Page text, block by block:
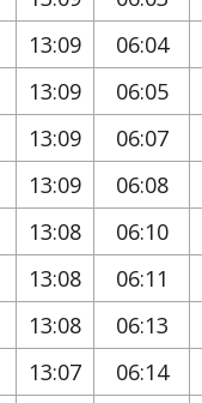
06:04
13:09
06:05
13:09
06:07
13:09
06:08
13:09
06:10
13:08
06:11
13:08
06:13
13:08
06:14
13:07